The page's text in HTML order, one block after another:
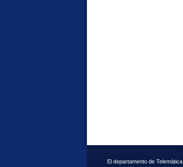
El departamento de Telemática